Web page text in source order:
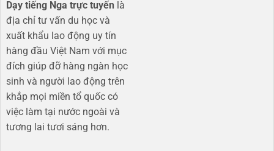
Dạy tiếng Nga trực tuyến là
địa chỉ tư vấn du học và
xuất khẩu lao động uy tín
hàng đầu Việt Nam với mục
đích giúp đỡ hàng ngàn học
sinh và người lao động trên
khắp mọi miền tổ quốc có
việc làm tại nước ngoài và
tương lai tươi sáng hơn​.